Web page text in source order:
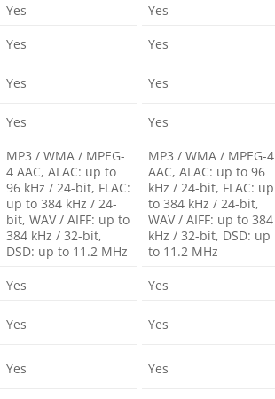
Yes Yes
Yes Yes
Yes Yes
Yes Yes
MP3 / WMA / MPEG-
4 AAC, ALAC: up to
96 kHz / 24-bit, FLAC:
up to 384 kHz / 24-
bit, WAV / AIFF: up to
384 kHz / 32-bit,
DSD: up to 11.2 MHz
MP3 / WMA / MPEG-4
AAC, ALAC: up to 96
kHz / 24-bit, FLAC: up
to 384 kHz / 24-bit,
WAV / AIFF: up to 384
kHz / 32-bit, DSD: up
to 11.2 MHz
Yes Yes
Yes Yes
Yes Yes